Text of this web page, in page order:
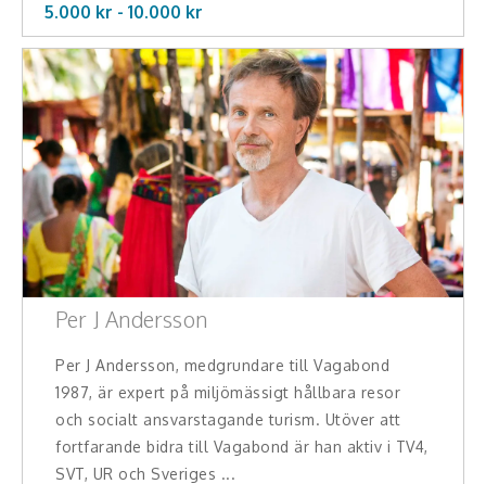
5.000 kr - 10.000 kr
Per J Andersson
Per J Andersson, medgrundare till Vagabond
1987, är expert på miljömässigt hållbara resor
och socialt ansvarstagande turism. Utöver att
fortfarande bidra till Vagabond är han aktiv i TV4,
SVT, UR och Sveriges ...